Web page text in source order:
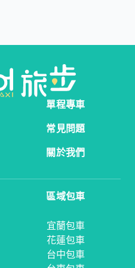
單程專車
常見問題
關於我們
區域包車
宜蘭包車
花蓮包車
台中包車